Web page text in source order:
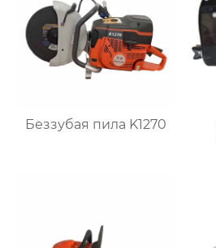
Беззубая пила K1270